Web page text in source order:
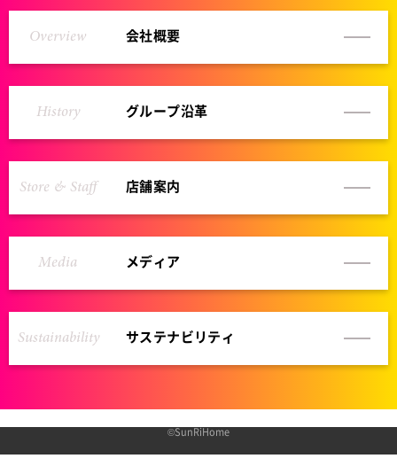
Overview 会社概要
History グループ沿革
Store & Staff 店舗案内
Media メディア
Sustainability サステナビリティ
©SunRiHome